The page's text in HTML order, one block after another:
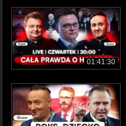
01:41:30